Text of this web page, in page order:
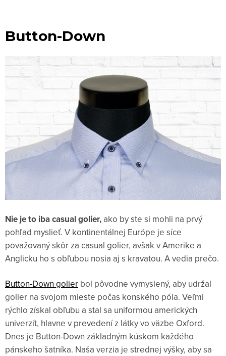
Button-Down
Nie je to iba casual golier, ako by ste si mohli na prvý
pohľad myslieť. V kontinentálnej Európe je síce
považovaný skôr za casual golier, avšak v Amerike a
Anglicku ho s obľubou nosia aj s kravatou. A vedia prečo.
Button-Down golier bol pôvodne vymyslený, aby udržal
golier na svojom mieste počas konského póla. Veľmi
rýchlo získal obľubu a stal sa uniformou amerických
univerzít, hlavne v prevedení z látky vo väzbe Oxford.
Dnes je Button-Down základným kúskom každého
pánskeho šatníka. Naša verzia je strednej výšky, aby sa